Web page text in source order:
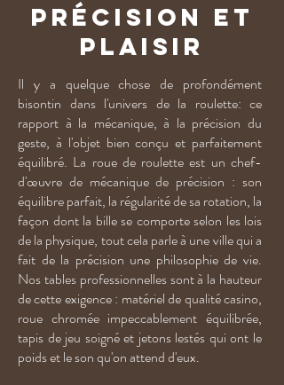
précision et
plaisir
Il y a quelque chose de profondément
bisontin dans l'univers de la roulette: ce
rapport à la mécanique, à la précision du
geste, à l'objet bien conçu et parfaitement
équilibré. La roue de roulette est un chef-
d'œuvre de mécanique de précision : son
équilibre parfait, la régularité de sa rotation, la
façon dont la bille se comporte selon les lois
de la physique, tout cela parle à une ville qui a
fait de la précision une philosophie de vie.
Nos tables professionnelles sont à la hauteur
de cette exigence : matériel de qualité casino,
roue chromée impeccablement équilibrée,
tapis de jeu soigné et jetons lestés qui ont le
poids et le son qu'on attend d'eux.